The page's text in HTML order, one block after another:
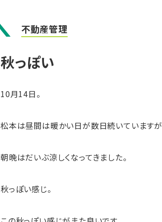
不動産管理
秋っぽい
10月14日。
松本は昼間は暖かい日が数日続いていますが
朝晩はだいぶ涼しくなってきました。
秋っぽい感じ。